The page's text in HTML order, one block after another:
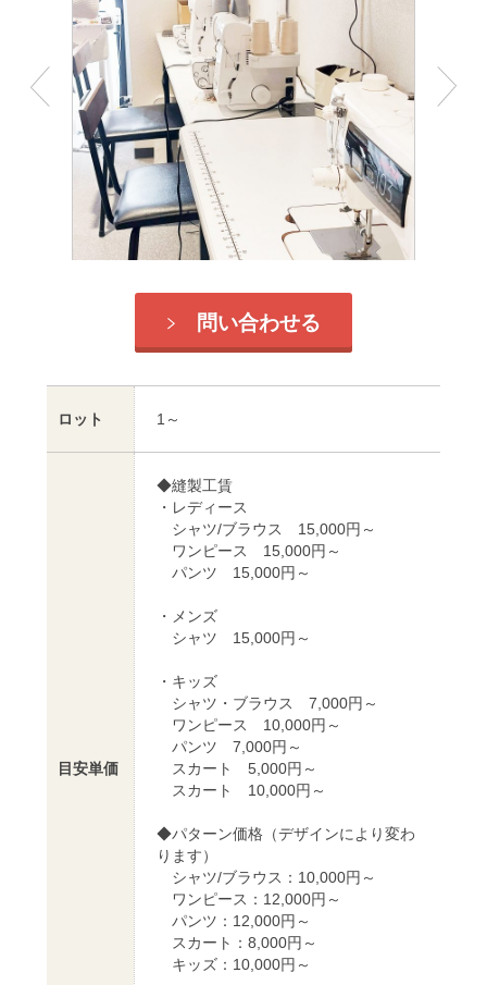
問い合わせる
ロット 1～
目安単価
◆縫製工賃
・レディース
シャツ/ブラウス 15,000円～
ワンピース 15,000円～
パンツ 15,000円～
・メンズ
シャツ 15,000円～
・キッズ
シャツ・ブラウス 7,000円～
ワンピース 10,000円～
パンツ 7,000円～
スカート 5,000円～
スカート 10,000円～
◆パターン価格（デザインにより変わ
ります）
シャツ/ブラウス：10,000円～
ワンピース：12,000円～
パンツ：12,000円～
スカート：8,000円～
キッズ：10,000円～